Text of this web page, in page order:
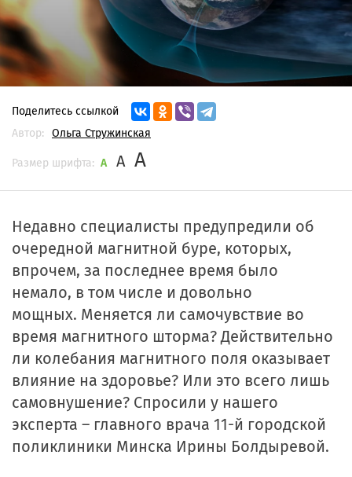
Поделитесь ссылкой
Автор:
Ольга Стружинская
Размер шрифта: A A A
Недавно специалисты предупредили об
очередной магнитной буре, которых,
впрочем, за последнее время было
немало, в том числе и довольно
мощных. Меняется ли самочувствие во
время магнитного шторма? Действительно
ли колебания магнитного поля оказывает
влияние на здоровье? Или это всего лишь
самовнушение? Спросили у нашего
эксперта – главного врача 11-й городской
поликлиники Минска Ирины Болдыревой.